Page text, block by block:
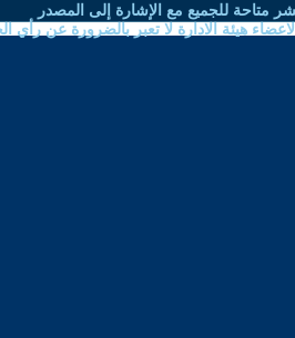
متاحة للجميع مع الإشارة إلى المصدر
هيئة الادارة لا تعبر بالضرورة عن رأي